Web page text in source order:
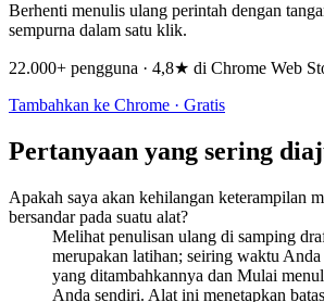
Berhenti menulis ulang perintah dengan
sempurna dalam satu klik.
22.000+ pengguna · 4,8★ di Chrome Web
Tambahkan ke Chrome · Gratis
Pertanyaan yang sering
Apakah saya akan kehilangan keterampilan
bersandar pada suatu alat?
Melihat penulisan ulang di samping
merupakan latihan; seiring waktu
yang ditambahkannya dan Mulai
Anda sendiri. Alat ini menetapkan